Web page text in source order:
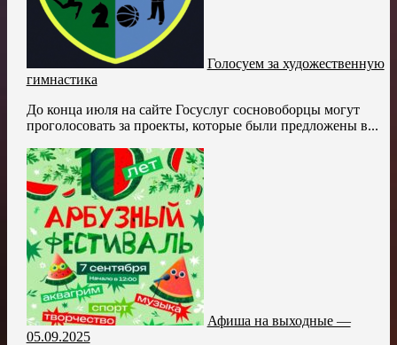
Голосуем за художественную
гимнастика
До конца июля на сайте Госуслуг сосновоборцы могут
проголосовать за проекты, которые были предложены в...
Афиша на выходные —
05.09.2025